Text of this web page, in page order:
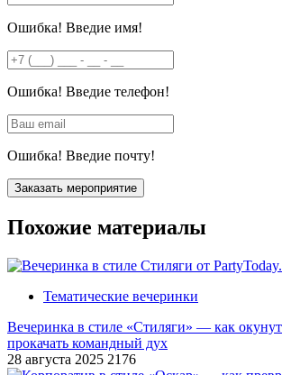
Ошибка! Введие имя!
Ошибка! Введие телефон!
Ошибка! Введие почту!
Похожие материалы
Тематические вечеринки
Вечеринка в стиле «Стиляги» — как
прокачать командный дух
28 августа 2025 2176